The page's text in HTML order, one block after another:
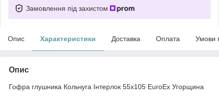
Замовлення під захистом
Опис Характеристики Доставка Оплата Умови
Опис
Гофра глушника Кольчуга Інтерлок 55х105 EuroEx Угорщина